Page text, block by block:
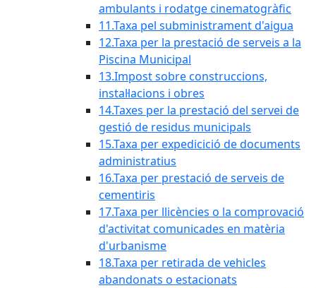
ambulants i rodatge cinematogràfic
11.Taxa pel subministrament d'aigua
12.Taxa per la prestació de serveis a la
Piscina Municipal
13.Impost sobre construccions,
instal·lacions i obres
14.Taxes per la prestació del servei de
gestió de residus municipals
15.Taxa per expedicició de documents
administratius
16.Taxa per prestació de serveis de
cementiris
17.Taxa per llicències o la comprovació
d'activitat comunicades en matèria
d'urbanisme
18.Taxa per retirada de vehicles
abandonats o estacionats